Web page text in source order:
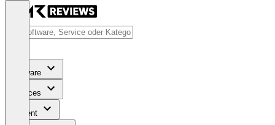
Software
Services
Content